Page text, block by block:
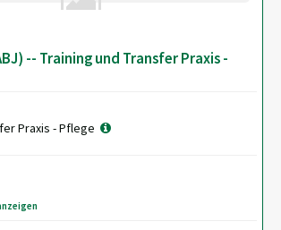
-- Training und Transfer Praxis -
Praxis - Pflege